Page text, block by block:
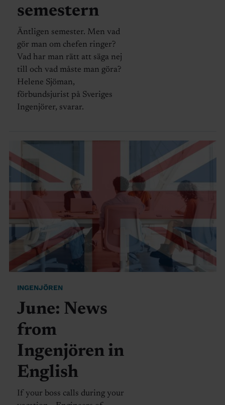
semestern
Äntligen semester. Men vad
gör man om chefen ringer?
Vad har man rätt att säga nej
till och vad måste man göra?
Helene Sjöman,
förbundsjurist på Sveriges
Ingenjörer, svarar.
INGENJÖREN
June: News
from
Ingenjören in
English
If your boss calls during your